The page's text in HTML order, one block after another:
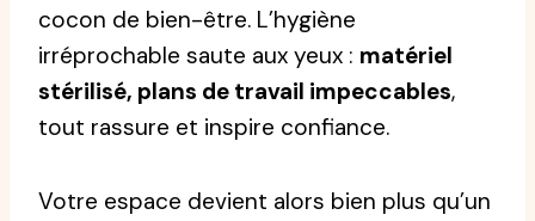
cocon de bien-être. L’hygiène
irréprochable saute aux yeux : matériel
stérilisé, plans de travail impeccables,
tout rassure et inspire confiance.
Votre espace devient alors bien plus qu’un